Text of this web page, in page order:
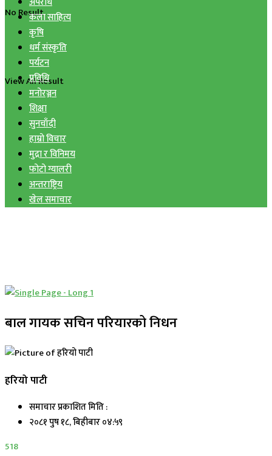
No Result
View All Result
कला साहित्य
कृषि
धर्म संस्कृति
पर्यटन
प्रविधि
मनोरञ्जन
शिक्षा
सुनचाँदी
हाम्रो विचार
मुद्रा र विनिमय
फोटो ग्यालरी
अन्तराष्ट्रिय
खेल समाचार
बाल गायक सचिन परियारको निधन
हरियो पाटी
समाचार प्रकाशित मिति :
२०८१ पुष १८, बिहीबार ०४:५९
518